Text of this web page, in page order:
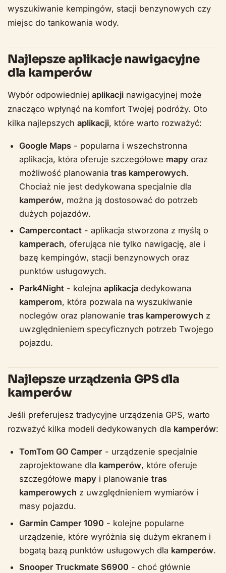
wyszukiwanie kempingów, stacji benzynowych czy
miejsc do tankowania wody.
Najlepsze aplikacje nawigacyjne
dla kamperów
Wybór odpowiedniej aplikacji nawigacyjnej może
znacząco wpłynąć na komfort Twojej podróży. Oto
kilka najlepszych aplikacji, które warto rozważyć:
Google Maps - popularna i wszechstronna
aplikacja, która oferuje szczegółowe mapy oraz
możliwość planowaniatras kamperowych.
Chociaż nie jest dedykowana specjalnie dla
kamperów, można ją dostosować do potrzeb
dużych pojazdów.
Campercontact - aplikacja stworzona z myślą o
kamperach, oferująca nie tylko nawigację, ale i
bazę kempingów, stacji benzynowych oraz
punktów usługowych.
Park4Night - kolejnaaplikacja dedykowana
kamperom, która pozwala na wyszukiwanie
noclegów oraz planowanietras kamperowych z
uwzględnieniem specyficznych potrzeb Twojego
pojazdu.
Najlepsze urządzenia GPS dla
kamperów
Jeśli preferujesz tradycyjne urządzenia GPS, warto
rozważyć kilka modeli dedykowanych dla kamperów:
TomTom GO Camper - urządzenie specjalnie
zaprojektowane dla kamperów, które oferuje
szczegółowe mapy i planowanietras
kamperowych z uwzględnieniem wymiarów i
masy pojazdu.
Garmin Camper 1090 - kolejne popularne
urządzenie, które wyróżnia się dużym ekranem i
bogatą bazą punktów usługowych dla kamperów.
Snooper Truckmate S6900 - choć głównie